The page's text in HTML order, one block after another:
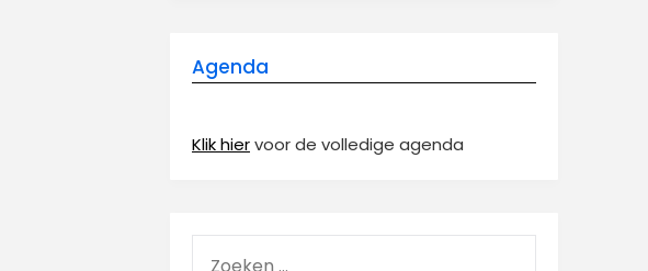
Agenda
Klik hiervoor de volledige agenda